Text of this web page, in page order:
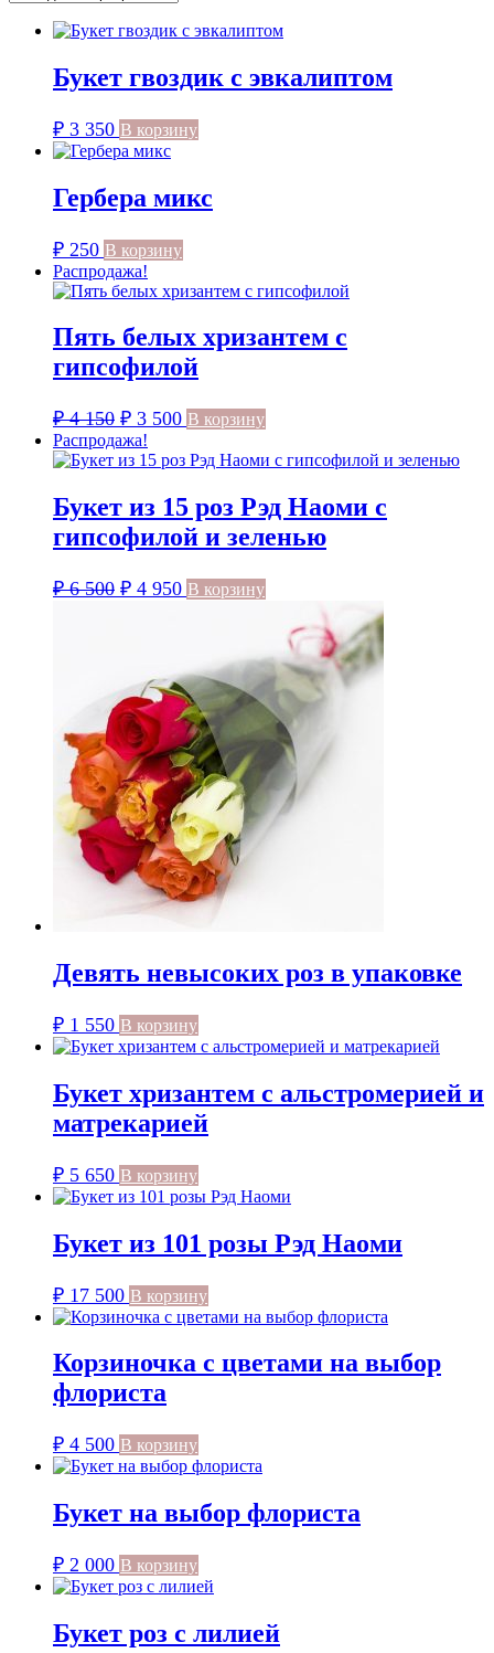
Букет гвоздик с эвкалиптом
₽ 3 350 В корзину
Гербера микс
₽ 250 В корзину
Распродажа!
Пять белых хризантем с
гипсофилой
₽4 150 Первоначальная
цена
составляла
150.
₽ 3 500Текущая
₽ 3
В корзину
Распродажа!
Букет из 15 роз Рэд Наоми с
гипсофилой и зеленью
₽6 500 Первоначальная
500.
₽ 4 950Текущая
В корзину
Девять невысоких роз в упаковке
₽ 1 550 В корзину
Букет хризантем с альстромерией и
матрекарией
₽ 5 650 В корзину
Букет из 101 розы Рэд Наоми
₽ 17 500 В корзину
Корзиночка с цветами на выбор
флориста
₽ 4 500 В корзину
Букет на выбор флориста
₽ 2 000 В корзину
Букет роз с лилией